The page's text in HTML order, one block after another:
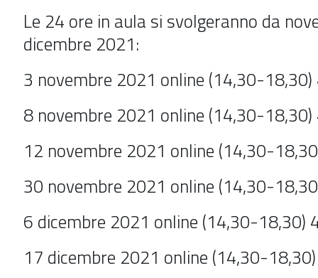
Le 24 ore in aula si svolgeranno da
dicembre 2021:
3 novembre 2021 online (14,30-18,30)
8 novembre 2021 online (14,30-18,30)
12 novembre 2021 online (14,30-
30 novembre 2021 online (14,30-
6 dicembre 2021 online (14,30-18,30)
17 dicembre 2021 online (14,30-